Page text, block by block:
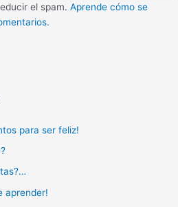
el spam.Aprende cómo se
para ser feliz!
aprender!